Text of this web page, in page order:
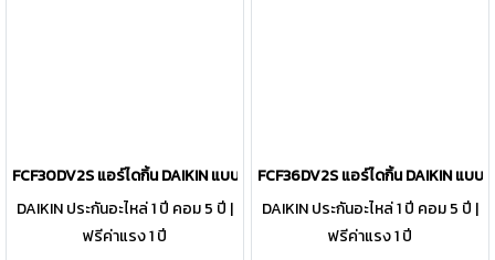
FCF30DV2S แอร์ไดกิ้น DAIKIN แบบฝังฝ้าเพดาน รุ่น SkyAir Round Flow
DAIKIN ประกันอะไหล่ 1 ปี คอม 5 ปี |
ฟรีค่าแรง 1 ปี
FCF36DV2S แอร์ไดกิ้น DAIKIN แบ
DAIKIN ประกันอะไหล่ 1 ปี คอม 5 ปี |
ฟรีค่าแรง 1 ปี